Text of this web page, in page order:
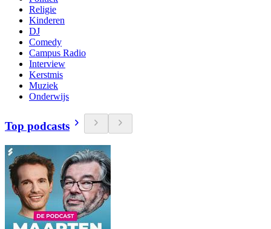
Religie
Kinderen
DJ
Comedy
Campus Radio
Interview
Kerstmis
Muziek
Onderwijs
Top podcasts